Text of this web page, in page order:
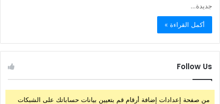
جديدة…
أكمل القراءة »
Follow Us
من صفحة إعدادات إضافة أرقام قم بتعيين بيانات حساباتك على الشبكات